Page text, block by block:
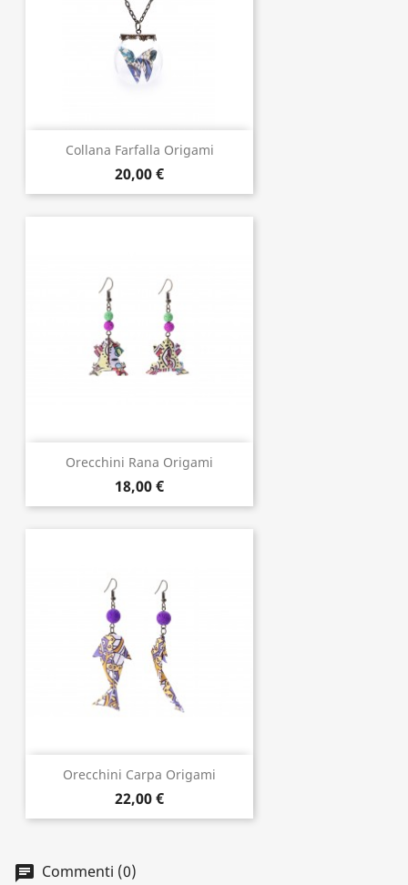
Collana Farfalla Origami
20,00 €
Orecchini Rana Origami
18,00 €
Orecchini Carpa Origami
22,00 €
Commenti (0)